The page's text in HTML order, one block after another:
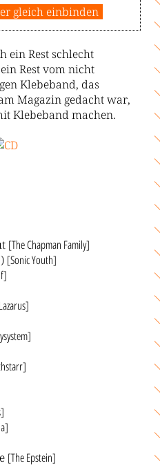
gleich einbinden
ein Rest schlecht
Rest vom nicht
Klebeband, das
Magazin gedacht war,
Klebeband machen.
[The Chapman Family]
[Sonic Youth]
[The Epstein]